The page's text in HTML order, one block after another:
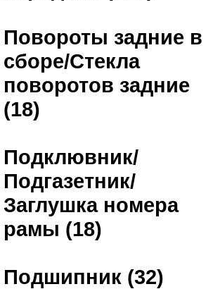
Повороты задние в
сборе/Стекла
поворотов задние
(18)
Подклювник/
Подгазетник/
Заглушка номера
рамы (18)
Подшипник (32)